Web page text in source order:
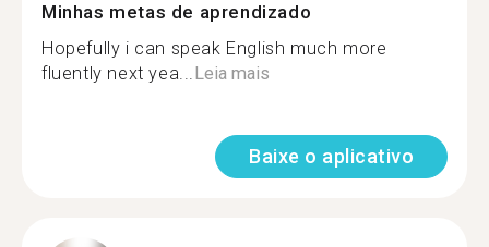
Minhas metas de aprendizado
Hopefully i can speak English much more
fluently next yea...Leia mais
Baixe o aplicativo